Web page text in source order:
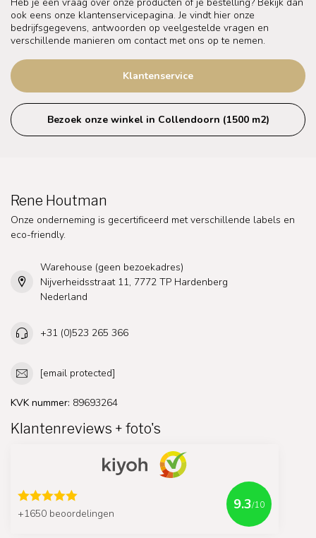
ook eens onze klantenservicepagina. Je vindt hier onze
bedrijfsgegevens, antwoorden op veelgestelde vragen en
verschillende manieren om contact met ons op te nemen.
Klantenservice
Bezoek onze winkel in Collendoorn (1500 m2)
Rene Houtman
Onze onderneming is gecertificeerd met verschillende labels en
eco-friendly.
Warehouse (geen bezoekadres)
Nijverheidsstraat 11, 7772 TP Hardenberg
Nederland
+31 (0)523 265 366
[email protected]
KVK nummer: 89693264
Klantenreviews + foto's
+1650 beoordelingen
9.3/10